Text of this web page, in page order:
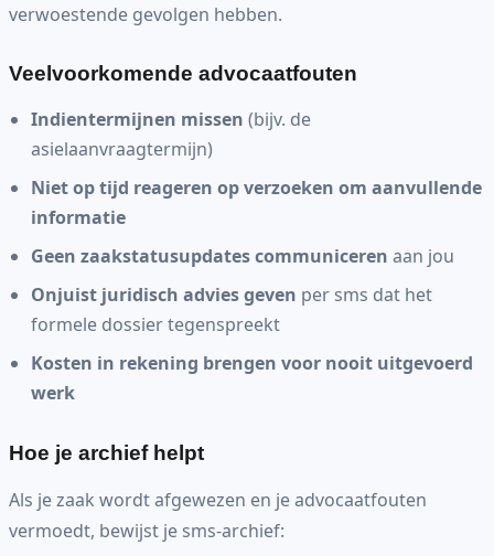
verwoestende gevolgen hebben.
Veelvoorkomende advocaatfouten
Indientermijnen missen (bijv. de
asielaanvraagtermijn)
Niet op tijd reageren op verzoeken om aanvullende
informatie
Geen zaakstatusupdates communiceren aan jou
Onjuist juridisch advies geven per sms dat het
formele dossier tegenspreekt
Kosten in rekening brengen voor nooit uitgevoerd
werk
Hoe je archief helpt
Als je zaak wordt afgewezen en je advocaatfouten
vermoedt, bewijst je sms-archief: